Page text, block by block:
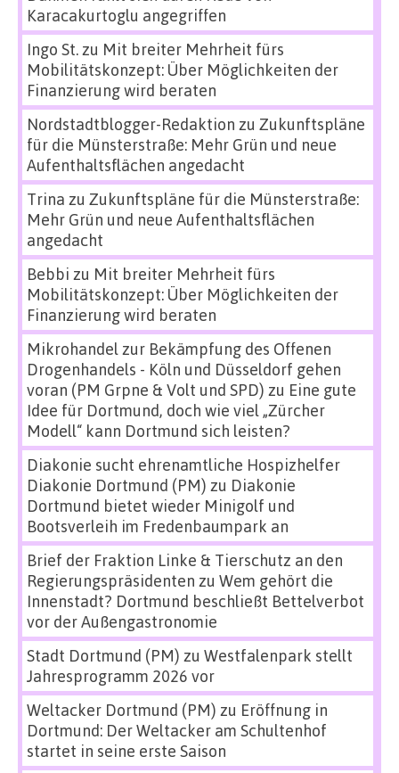
Karacakurtoglu angegriffen
Ingo St.zu Mit breiter Mehrheit fürs
Mobilitätskonzept: Über Möglichkeiten der
Finanzierung wird beraten
Nordstadtblogger-Redaktion zu Zukunftspläne
für die Münsterstraße: Mehr Grün und neue
Aufenthaltsflächen angedacht
Trina zu Zukunftspläne für die Münsterstraße:
Mehr Grün und neue Aufenthaltsflächen
angedacht
Bebbi zu Mit breiter Mehrheit fürs
Mobilitätskonzept: Über Möglichkeiten der
Finanzierung wird beraten
Mikrohandel zur Bekämpfung des Offenen
Drogenhandels - Köln und Düsseldorf gehen
voran (PM Grpne & Volt und SPD) zu Eine gute
Idee für Dortmund, doch wie viel „Zürcher
Modell“ kann Dortmund sich leisten?
Diakonie sucht ehrenamtliche Hospizhelfer
Diakonie Dortmund (PM) zu Diakonie
Dortmund bietet wieder Minigolf und
Bootsverleih im Fredenbaumpark an
Brief der Fraktion Linke & Tierschutz an den
Regierungspräsidenten zu Wem gehört die
Innenstadt? Dortmund beschließt Bettelverbot
vor der Außengastronomie
Stadt Dortmund (PM) zu Westfalenpark stellt
Jahresprogramm 2026 vor
Weltacker Dortmund (PM) zu Eröffnung in
Dortmund: Der Weltacker am Schultenhof
startet in seine erste Saison